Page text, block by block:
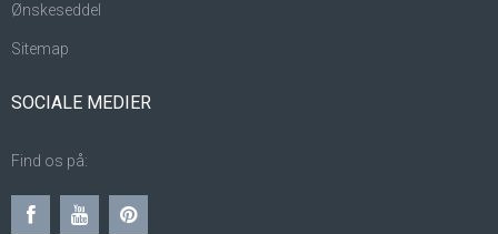
Ønskeseddel
Sitemap
SOCIALE MEDIER
Find os på: